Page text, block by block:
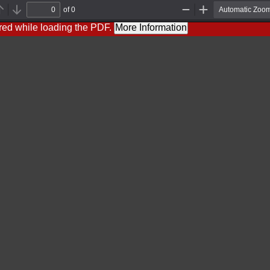
Previous
Next
of 0
Out
while loading the PDF. More Information